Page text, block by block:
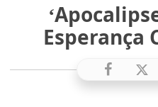
Esperança